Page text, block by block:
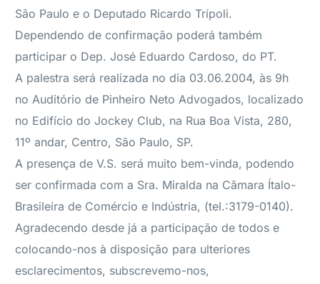
São Paulo e o Deputado Ricardo Trípoli.
Dependendo de confirmação poderá também
participar o Dep. José Eduardo Cardoso, do PT.
A palestra será realizada no dia 03.06.2004, às 9h
no Auditório de Pinheiro Neto Advogados, localizado
no Edifício do Jockey Club, na Rua Boa Vista, 280,
11º andar, Centro, São Paulo, SP.
A presença de V.S. será muito bem-vinda, podendo
ser confirmada com a Sra. Miralda na Câmara Ítalo-
Brasileira de Comércio e Indústria, (tel.:3179-0140).
Agradecendo desde já a participação de todos e
colocando-nos à disposição para ulteriores
esclarecimentos, subscrevemo-nos,